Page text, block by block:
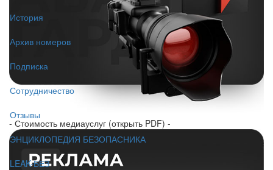
История
Архив номеров
Подписка
Сотрудничество
Отзывы
ЭНЦИКЛОПЕДИЯ БЕЗОПАСНИКА
LEAK-БЕЗ
- Стоимость медиауслуг (открыть PDF) -